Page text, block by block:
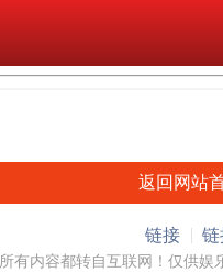
返回网站
链接 链
所有内容都转自互联网！仅供娱